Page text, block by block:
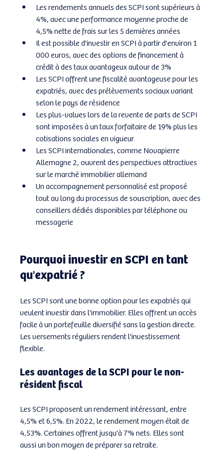
Les rendements annuels des SCPI sont supérieurs à
4%, avec une performance moyenne proche de
4,5% nette de frais sur les 5 dernières années
Il est possible d'investir en SCPI à partir d'environ 1
000 euros, avec des options de financement à
crédit à des taux avantageux autour de 3%
Les SCPI offrent une fiscalité avantageuse pour les
expatriés, avec des prélèvements sociaux variant
selon le pays de résidence
Les plus-values lors de la revente de parts de SCPI
sont imposées à un taux forfaitaire de 19% plus les
cotisations sociales en vigueur
Les SCPI internationales, comme Novapierre
Allemagne 2, ouvrent des perspectives attractives
sur le marché immobilier allemand
Un accompagnement personnalisé est proposé
tout au long du processus de souscription, avec des
conseillers dédiés disponibles par téléphone ou
messagerie
Pourquoi investir en SCPI en tant
qu'expatrié ?
Les SCPI sont une bonne option pour les expatriés qui
veulent investir dans l'immobilier. Elles offrent un accès
facile à un portefeuille diversifié sans la gestion directe.
Les versements réguliers rendent l'investissement
flexible.
Les avantages de la SCPI pour le non-
résident fiscal
Les SCPI proposent un rendement intéressant, entre
4,5% et 6,5%. En 2022, le rendement moyen était de
4,53%. Certaines offrent jusqu'à 7% nets. Elles sont
aussi un bon moyen de préparer sa retraite.